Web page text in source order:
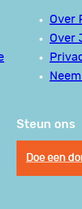
Over
Over
Steun ons
Doe een